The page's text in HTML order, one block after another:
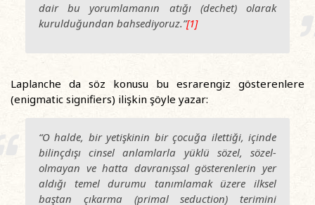
dair bu yorumlamanın atığı (dechet) olarak
kurulduğundan bahsediyoruz.”[1]
Laplanche da söz konusu bu esrarengiz gösterenlere
(enigmatic signifiers) ilişkin şöyle yazar:
“O halde, bir yetişkinin bir çocuğa ilettiği, içinde
bilinçdışı cinsel anlamlarla yüklü sözel, sözel-
olmayan ve hatta davranışsal gösterenlerin yer
aldığı temel durumu tanımlamak üzere ilksel
baştan çıkarma (primal seduction) terimini